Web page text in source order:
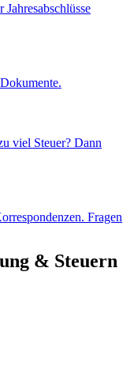
viel Steuer? Dann
Fragen
& Steuern